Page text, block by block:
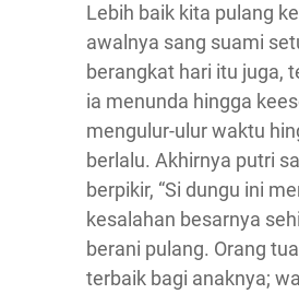
Lebih baik kita pulang
awalnya sang suami
berangkat hari itu juga,
ia menunda hingga
mengulur-ulur waktu
berlalu. Akhirnya putri
berpikir, “Si dungu ini
kesalahan besarnya
berani pulang. Orang
terbaik bagi anaknya;